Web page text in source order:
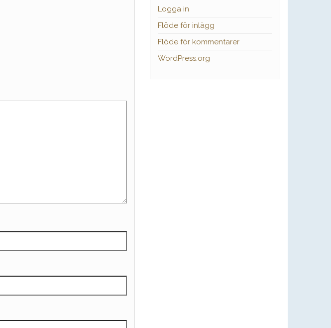
Logga in
Flöde för inlägg
Flöde för kommentarer
WordPress.org